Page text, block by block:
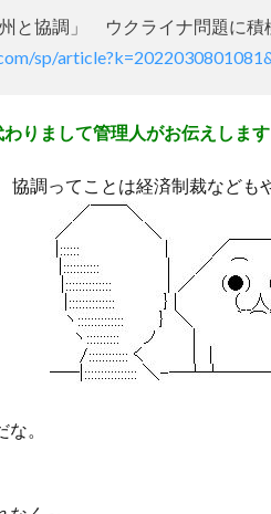
と協調」 ウクライナ問題に積
sp/
りまして管理人がお伝えします
協調ってことは経済制裁なども
。